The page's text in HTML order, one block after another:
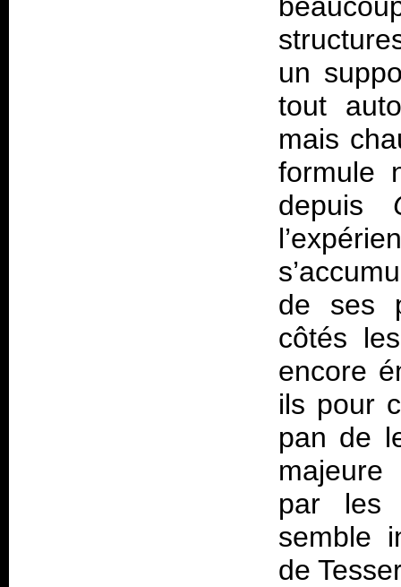
un
tout
mais
formule
depuis
de ses
côtés
encore
ils pour
pan de
majeure
par les
semble
de